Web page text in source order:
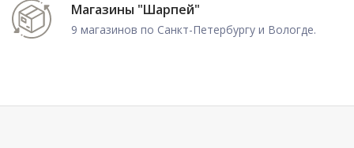
Магазины "Шарпей"
9 магазинов по Санкт-Петербургу и Вологде.